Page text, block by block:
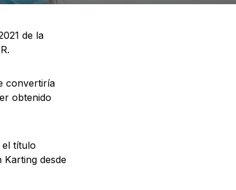
de la
convertiría
obtenido
el título
desde